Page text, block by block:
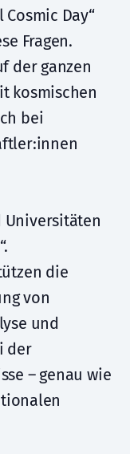
Day“
Fragen.
der ganzen
kosmischen
bei
Universitäten
die
von
und
der
– genau wie